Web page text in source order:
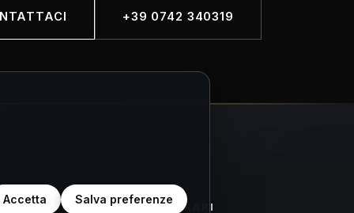
+39 0742 340319
ORARI ORARI
Accetta Salva preferenze